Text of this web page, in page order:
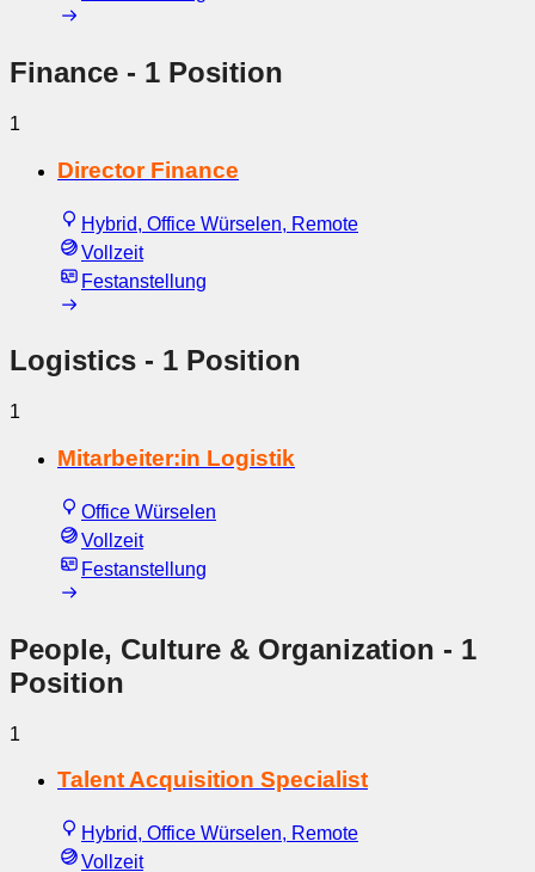
Finance - 1 Position
1
Director Finance
Hybrid, Office Würselen, Remote
Vollzeit
Festanstellung
Logistics - 1 Position
1
Mitarbeiter:in Logistik
Office Würselen
Vollzeit
Festanstellung
People, Culture & Organization - 1
Position
1
Talent Acquisition Specialist
Hybrid, Office Würselen, Remote
Vollzeit